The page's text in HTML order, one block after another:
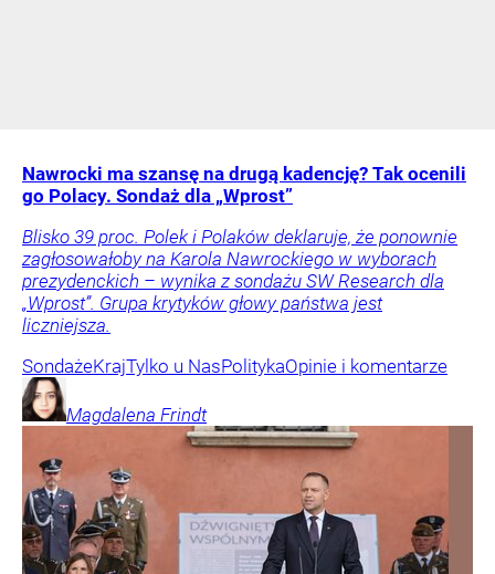
Nawrocki ma szansę na drugą kadencję? Tak ocenili
go Polacy. Sondaż dla „Wprost”
Blisko 39 proc. Polek i Polaków deklaruje, że ponownie
zagłosowałoby na Karola Nawrockiego w wyborach
prezydenckich – wynika z sondażu SW Research dla
„Wprost”. Grupa krytyków głowy państwa jest
liczniejsza.
SondażeKrajTylko u NasPolitykaOpinie i komentarze
Magdalena Frindt